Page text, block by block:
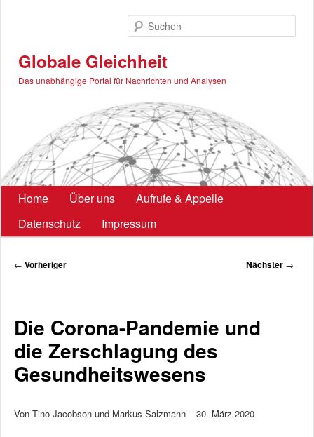
Globale Gleichheit
Das unabhängige Portal für Nachrichten und Analysen
Hauptmenü
Home Über uns
Aufrufe & Appelle
Datenschutz
Impressum
Beitragsnavigation
← Vorheriger Nächster →
Die Corona-Pandemie und
die Zerschlagung des
Gesundheitswesens
Von Tino Jacobson und Markus Salzmann – 30. März 2020